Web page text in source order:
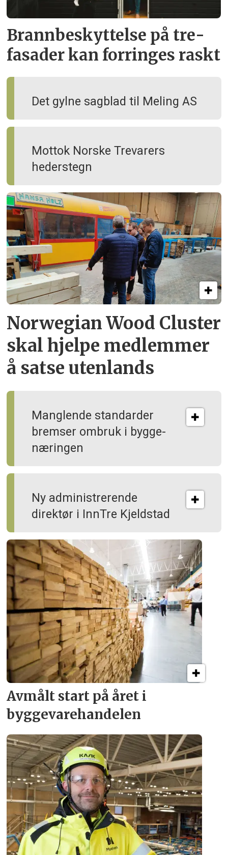
Brann­beskyttelse på tre­
fasader kan forringes raskt
Det gylne sagblad til Meling AS
Mottok Norske Trevarers
hederstegn
Norwegian Wood Cluster
skal hjelpe medlemmer
å satse utenlands
Manglende standarder
bremser ombruk i bygge­
næringen
Ny administrerende
direktør i InnTre Kjeldstad
Avmålt start på året i
byggevare­handelen